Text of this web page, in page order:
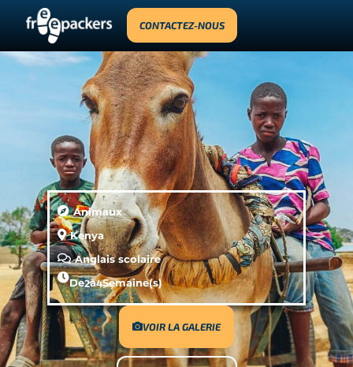
CONTACTEZ-NOUS
Animaux
Kenya
Anglais scolaire
De2à4Semaine(s)
VOIR LA GALERIE